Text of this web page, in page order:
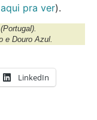
pra ver).
e Douro Azul.
LinkedIn